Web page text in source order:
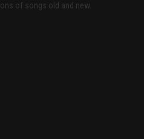
of songs old and new.